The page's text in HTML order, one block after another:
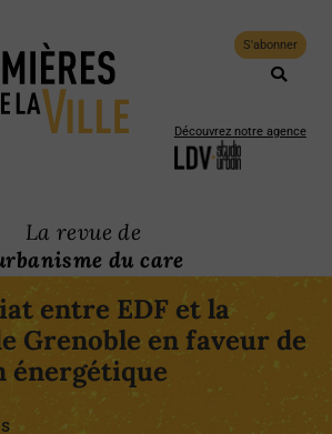
S'abonner
Découvrez notre agence
La revue de
du care
entre EDF et la
Grenoble en faveur de